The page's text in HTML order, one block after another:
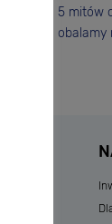
5 mitów
obalamy